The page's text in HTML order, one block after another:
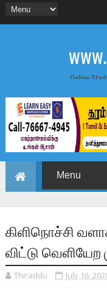
Online
கிளிநொச்சி
விட்டு வெளியேற
Thiraddu July 16,